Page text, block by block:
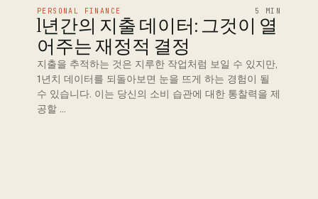
PERSONAL FINANCE 5 MIN
1년간의 지출 데이터: 그것이 열
어주는 재정적 결정
지출을 추적하는 것은 지루한 작업처럼 보일 수 있지만,
1년치 데이터를 되돌아보면 눈을 뜨게 하는 경험이 될
수 있습니다. 이는 당신의 소비 습관에 대한 통찰력을 제
공할 …